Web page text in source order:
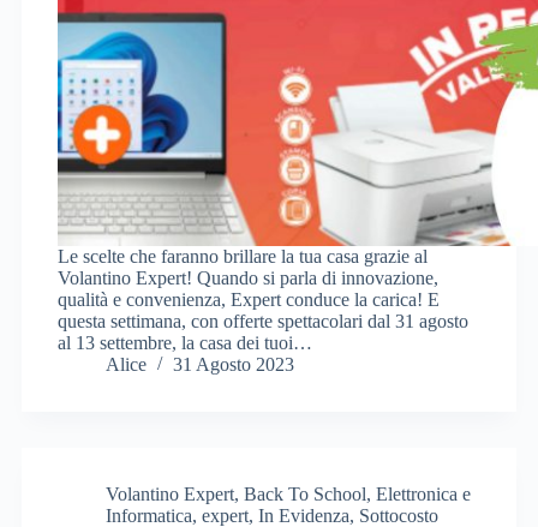
Le scelte che faranno brillare la tua casa grazie al
Volantino Expert! Quando si parla di innovazione,
qualità e convenienza, Expert conduce la carica! E
questa settimana, con offerte spettacolari dal 31 agosto
al 13 settembre, la casa dei tuoi…
Alice
31 Agosto 2023
Volantino Expert, Back To School, Elettronica e
Informatica, expert, In Evidenza, Sottocosto